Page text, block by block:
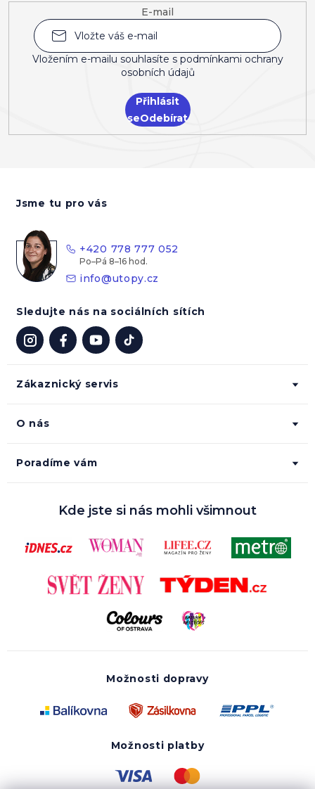
E-mail
Vložením e-mailu souhlasíte s podmínkami ochrany
osobních údajů
Přihlásit
se
Zákaznický servis
O nás
Poradíme vám
Jsme tu pro vás
+420 778 777 052
info@utopy.cz
Sledujte nás na sociálních sítích
Kde jste si nás mohli všimnout
Možnosti dopravy
Možnosti platby